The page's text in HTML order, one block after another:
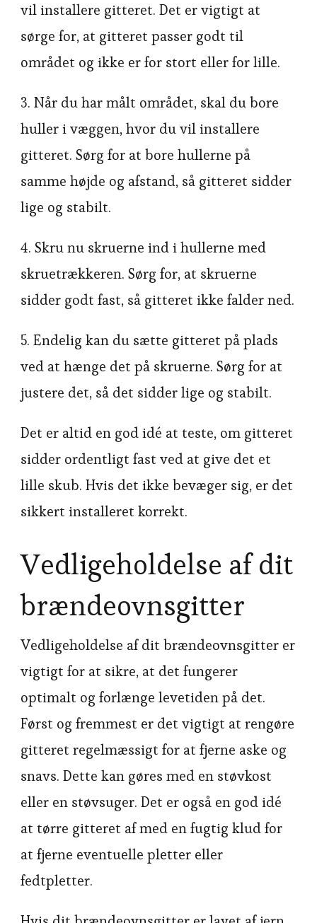
vil installere gitteret. Det er vigtigt at
sørge for, at gitteret passer godt til
området og ikke er for stort eller for lille.
3. Når du har målt området, skal du bore
huller i væggen, hvor du vil installere
gitteret. Sørg for at bore hullerne på
samme højde og afstand, så gitteret sidder
lige og stabilt.
4. Skru nu skruerne ind i hullerne med
skruetrækkeren. Sørg for, at skruerne
sidder godt fast, så gitteret ikke falder ned.
5. Endelig kan du sætte gitteret på plads
ved at hænge det på skruerne. Sørg for at
justere det, så det sidder lige og stabilt.
Det er altid en god idé at teste, om gitteret
sidder ordentligt fast ved at give det et
lille skub. Hvis det ikke bevæger sig, er det
sikkert installeret korrekt.
Vedligeholdelse af dit
brændeovnsgitter
Vedligeholdelse af dit brændeovnsgitter er
vigtigt for at sikre, at det fungerer
optimalt og forlænge levetiden på det.
Først og fremmest er det vigtigt at rengøre
gitteret regelmæssigt for at fjerne aske og
snavs. Dette kan gøres med en støvkost
eller en støvsuger. Det er også en god idé
at tørre gitteret af med en fugtig klud for
at fjerne eventuelle pletter eller
fedtpletter.